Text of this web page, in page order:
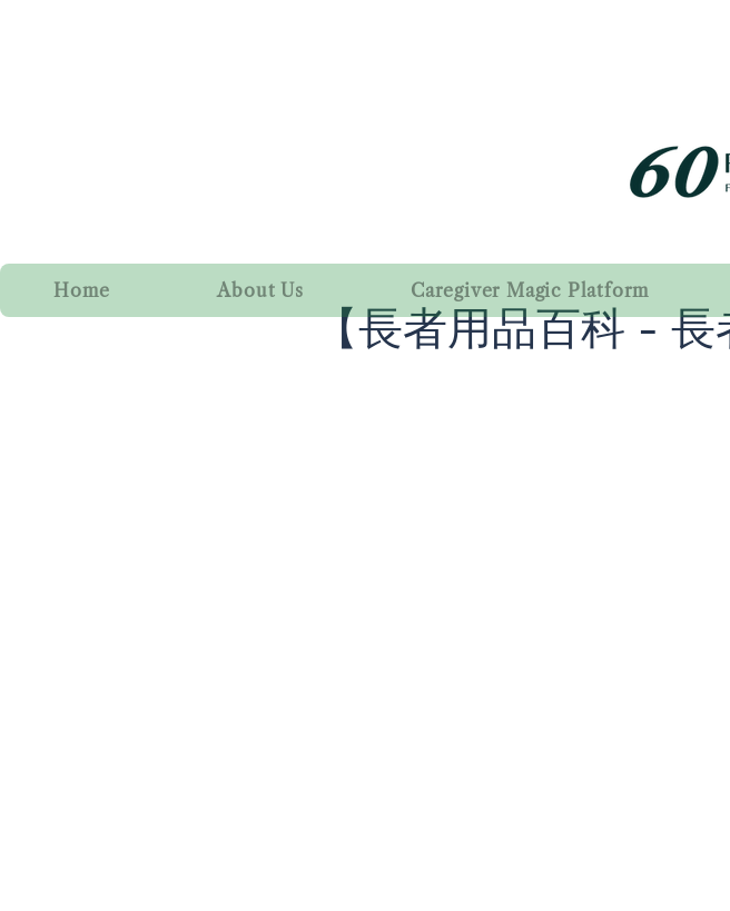
【長者用品百科 - 長
Home About Us Caregiver Magic Platform